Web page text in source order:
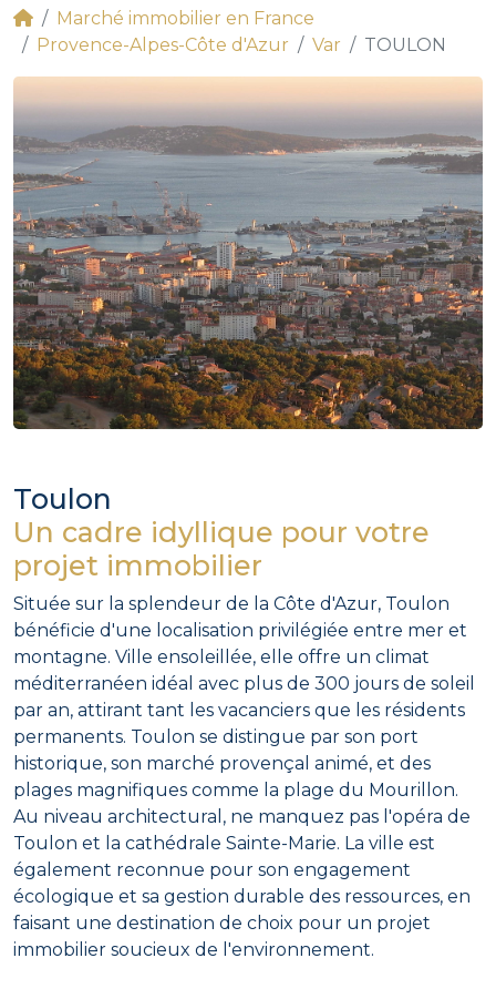
Marché immobilier en France
Provence-Alpes-Côte d'Azur
Var TOULON
Toulon
Un cadre idyllique pour votre
projet immobilier
Située sur la splendeur de la Côte d'Azur, Toulon
bénéficie d'une localisation privilégiée entre mer et
montagne. Ville ensoleillée, elle offre un climat
méditerranéen idéal avec plus de 300 jours de soleil
par an, attirant tant les vacanciers que les résidents
permanents. Toulon se distingue par son port
historique, son marché provençal animé, et des
plages magnifiques comme la plage du Mourillon.
Au niveau architectural, ne manquez pas l'opéra de
Toulon et la cathédrale Sainte-Marie. La ville est
également reconnue pour son engagement
écologique et sa gestion durable des ressources, en
faisant une destination de choix pour un projet
immobilier soucieux de l'environnement.